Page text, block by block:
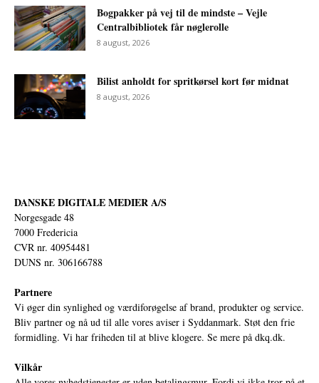
Bogpakker på vej til de mindste – Vejle
Centralbibliotek får nøglerolle
8 august, 2026
Bilist anholdt for spritkørsel kort før midnat
8 august, 2026
DANSKE DIGITALE MEDIER A/S
Norgesgade 48
7000 Fredericia
CVR nr. 40954481
DUNS nr. 306166788
Partnere
Vi øger din synlighed og værdiforøgelse af brand, produkter og service.
Bliv partner og nå ud til alle vores aviser i Syddanmark. Støt den frie
formidling. Vi har friheden til at blive klogere. Se mere på dkq.dk.
Vilkår